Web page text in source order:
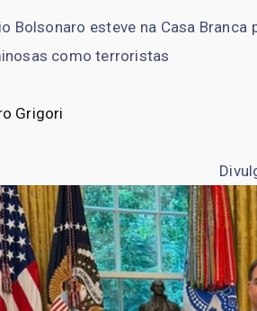
Bolsonaro esteve na Casa
como terroristas
Grigori